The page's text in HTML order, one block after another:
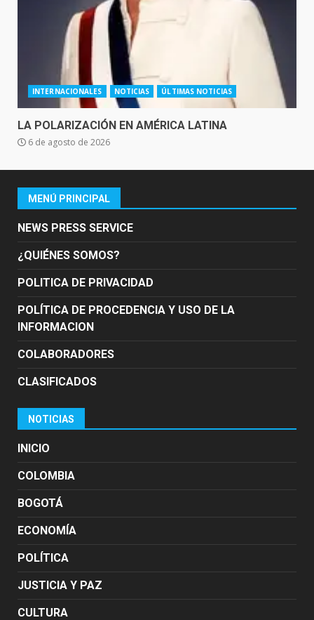
INTERNACIONALES NOTICIAS ÚLTIMAS NOTICIAS
LA POLARIZACIÓN EN AMÉRICA LATINA
6 de agosto de 2026
MENÚ PRINCIPAL
NEWS PRESS SERVICE
¿QUIÉNES SOMOS?
POLITICA DE PRIVACIDAD
POLÍTICA DE PROCEDENCIA Y USO DE LA
INFORMACION
COLABORADORES
CLASIFICADOS
NOTICIAS
INICIO
COLOMBIA
BOGOTÁ
ECONOMÍA
POLÍTICA
JUSTICIA Y PAZ
CULTURA